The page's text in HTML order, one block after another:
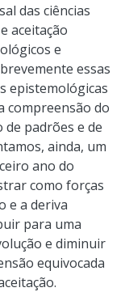
das ciências
aceitação
e
essas
epistemológicas
compreensão do
padrões e de
ainda, um
ano do
como forças
e a deriva
para uma
e diminuir
equivocada